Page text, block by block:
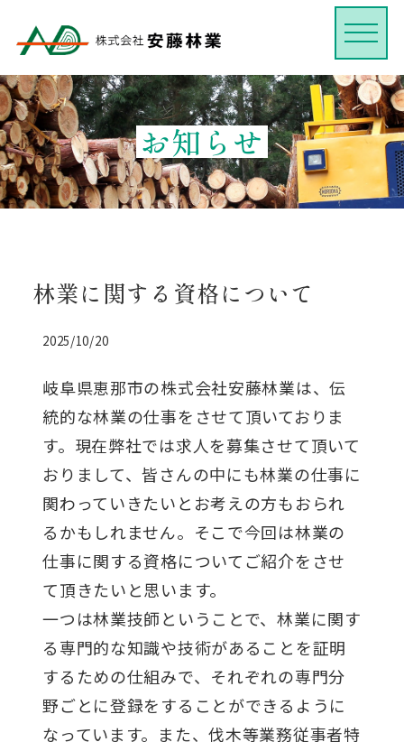
お知らせ
林業に関する資格について
2025/10/20
岐阜県恵那市の株式会社安藤林業は、伝
統的な林業の仕事をさせて頂いておりま
す。現在弊社では求人を募集させて頂いて
おりまして、皆さんの中にも林業の仕事に
関わっていきたいとお考えの方もおられ
るかもしれません。そこで今回は林業の
仕事に関する資格についてご紹介をさせ
て頂きたいと思います。
一つは林業技師ということで、林業に関す
る専門的な知識や技術があることを証明
するための仕組みで、それぞれの専門分
野ごとに登録をすることができるように
なっています。また、伐木等業務従事者特